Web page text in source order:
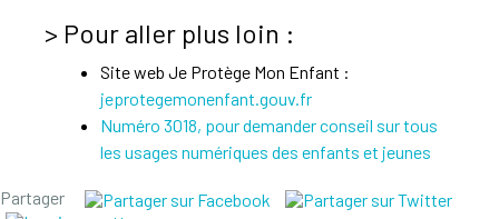
> Pour aller plus loin :
Site web Je Protège Mon Enfant :
jeprotegemonenfant.gouv.fr
Numéro 3018, pour demander conseil sur tous
les usages numériques des enfants et jeunes
Partager